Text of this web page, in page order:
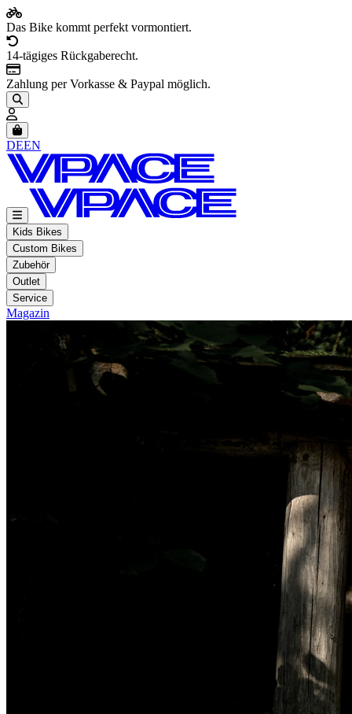
Das Bike kommt perfekt vormontiert.
14-tägiges Rückgaberecht.
Zahlung per Vorkasse & Paypal möglich.
Artikel im Warenkorb, Warenkorb anzeigen
DEEN
Kids Bikes
Custom Bikes
Zubehör
Outlet
Service
Magazin